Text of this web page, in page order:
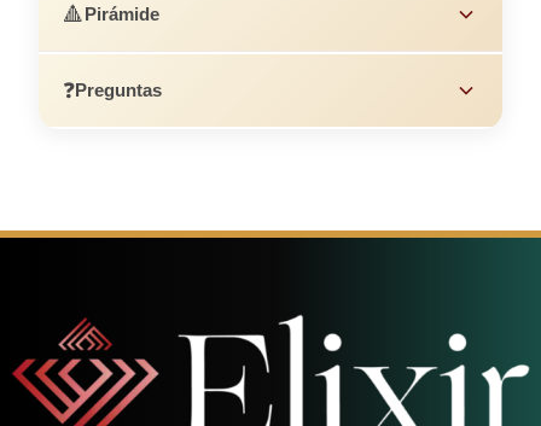
🔺Pirámide
❓Preguntas